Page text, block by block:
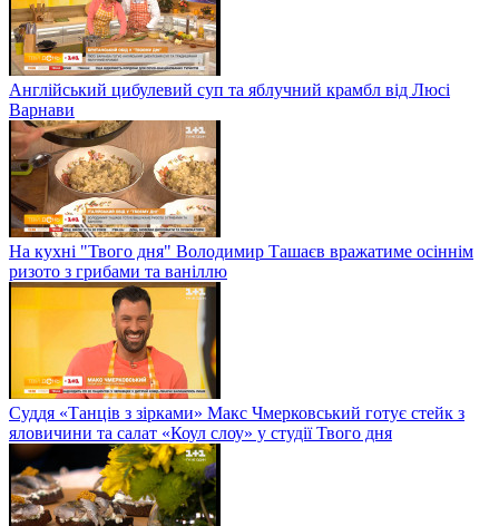
Англійський цибулевий суп та яблучний крамбл від Люсі
Варнави
На кухні "Твого дня" Володимир Ташаєв вражатиме осіннім
ризото з грибами та ваніллю
Суддя «Танців з зірками» Макс Чмерковський готує стейк з
яловичини та салат «Коул слоу» у студії Твого дня